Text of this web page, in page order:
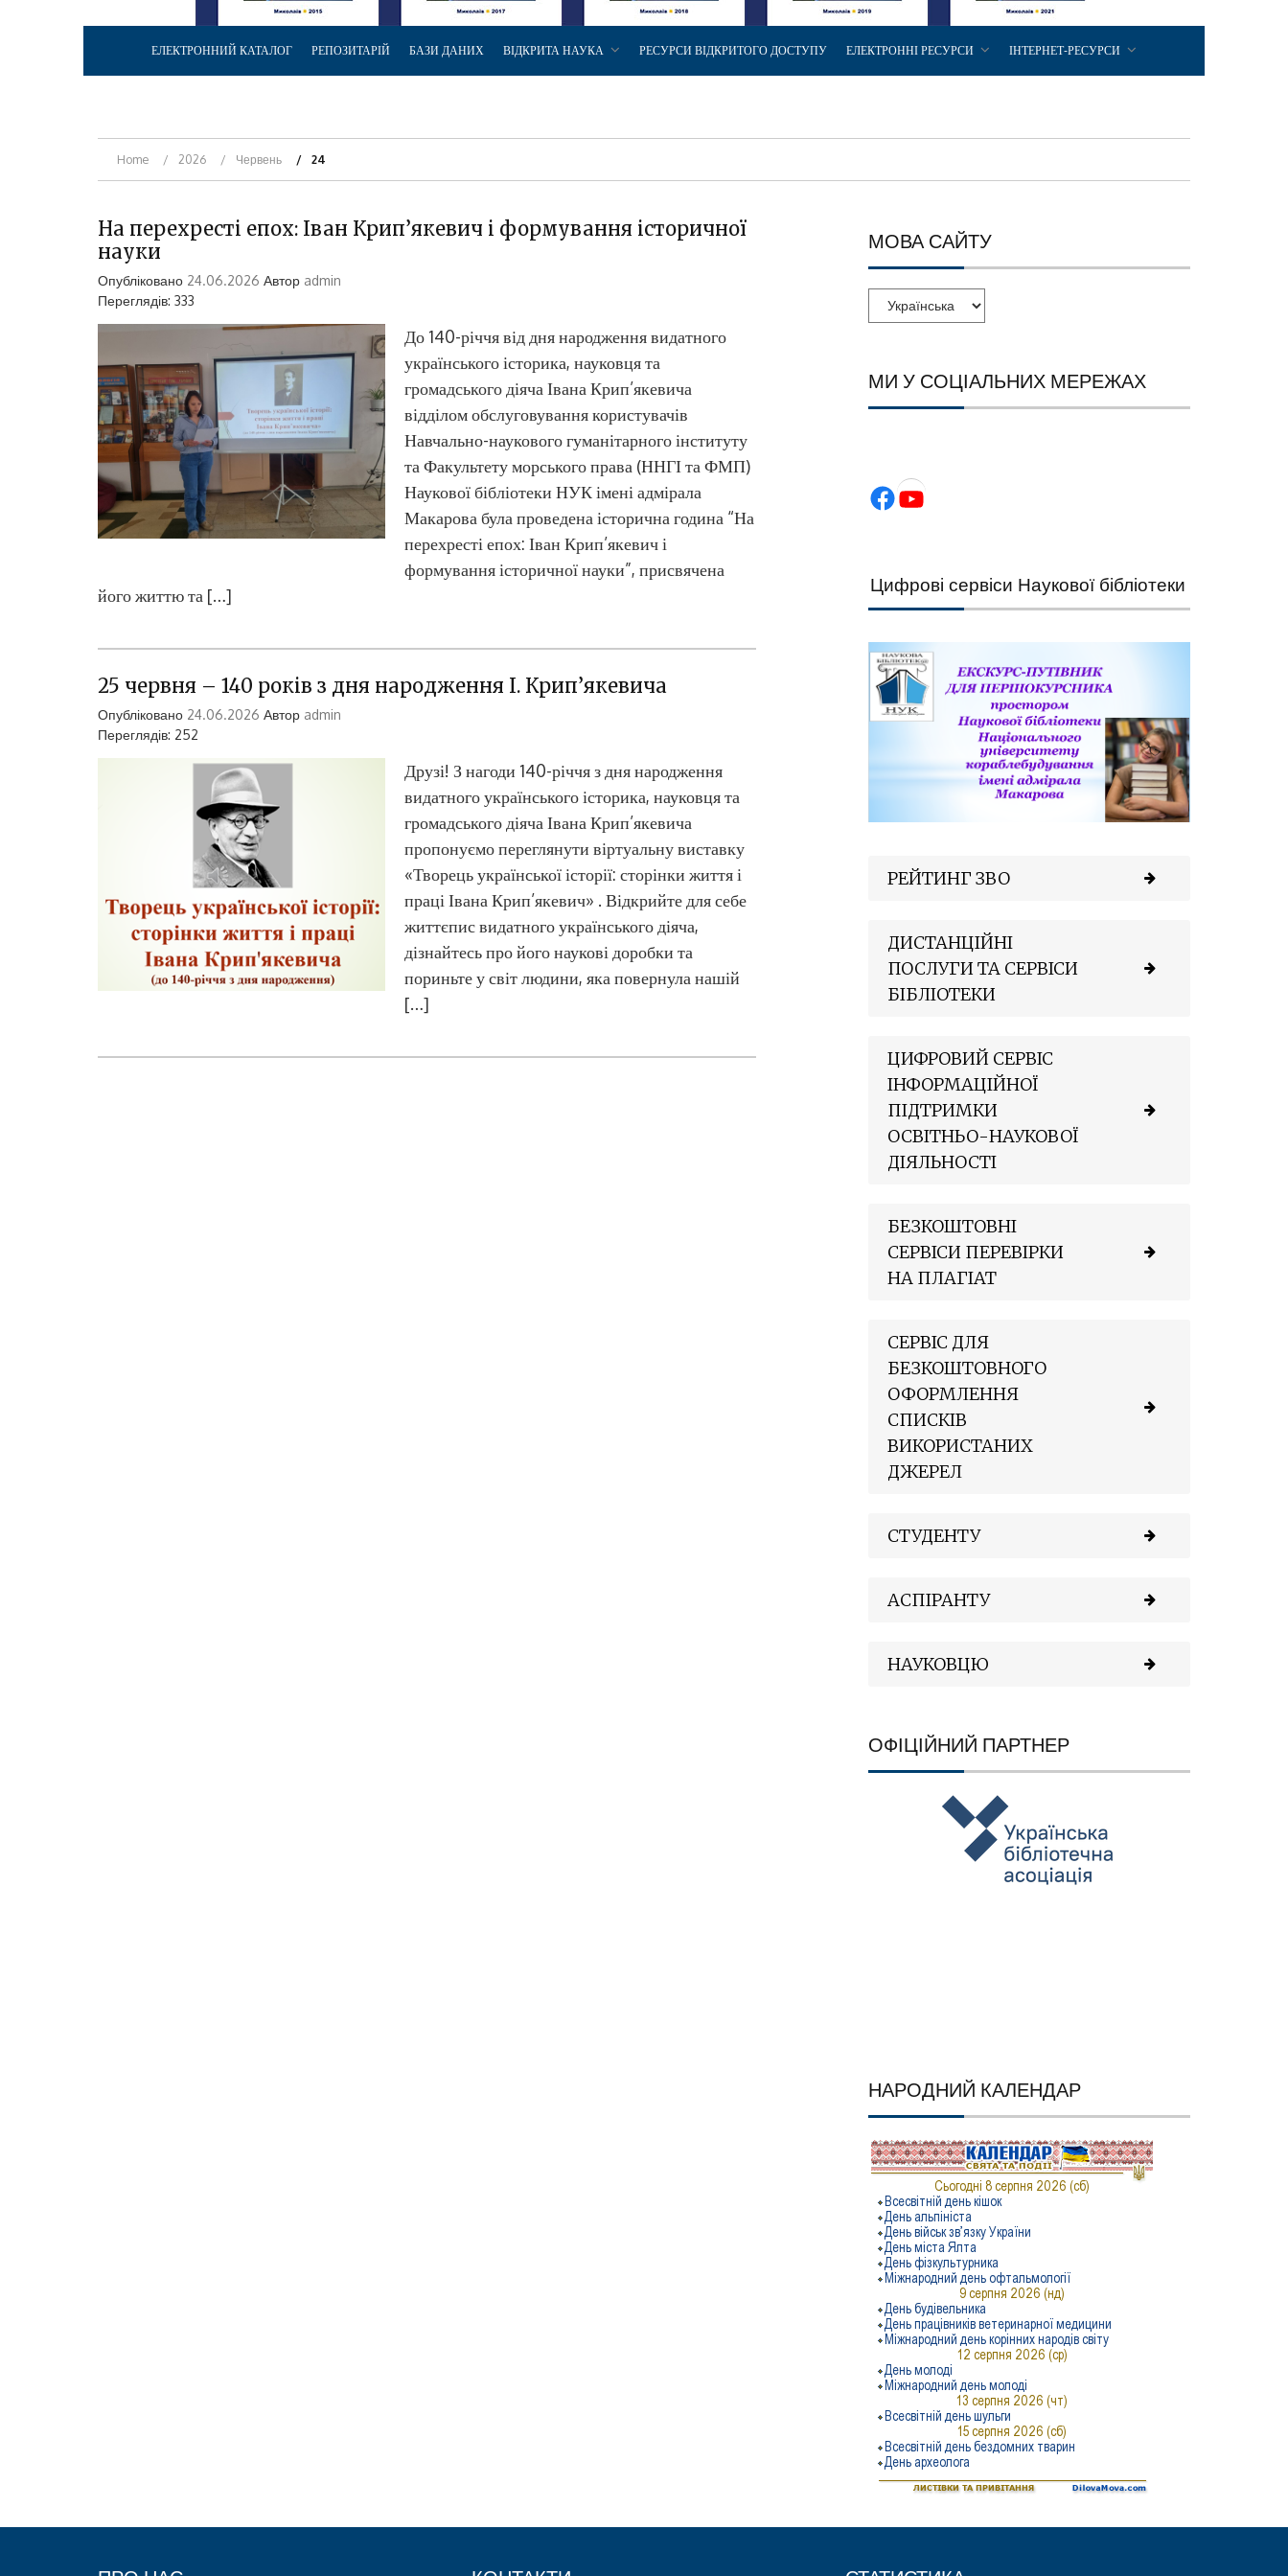
ЕЛЕКТРОННИЙ КАТАЛОГ РЕПОЗИТАРІЙ БАЗИ ДАНИХ ВІДКРИТА НАУКА РЕСУРСИ ВІДКРИТОГО ДОСТУПУ ЕЛЕКТРОННІ РЕСУРСИ ІНТЕРНЕТ-РЕСУРСИ
Home 2026 Червень 24
На перехресті епох: Іван Крип’якевич і формування історичної
науки
Опубліковано 24.06.2026 Автор admin
Переглядів: 333
До 140-річчя від дня народження видатного
українського історика, науковця та
громадського діяча Івана Крип’якевича
відділом обслуговування користувачів
Навчально-наукового гуманітарного інституту
та Факультету морського права (ННГІ та ФМП)
Наукової бібліотеки НУК імені адмірала
Макарова була проведена історична година “На
перехресті епох: Іван Крип’якевич і
формування історичної науки”, присвячена
його життю та […]
25 червня – 140 років з дня народження І. Крип’якевича
Опубліковано 24.06.2026 Автор admin
Переглядів: 252
Друзі! З нагоди 140-річчя з дня народження
видатного українського історика, науковця та
громадського діяча Івана Крип’якевича
пропонуємо переглянути віртуальну виставку
«Творець української історії: сторінки життя і
праці Івана Крип’якевич» . Відкрийте для себе
життєпис видатного українського діяча,
дізнайтесь про його наукові доробки та
пориньте у світ людини, яка повернула нашій
[…]
МОВА САЙТУ
МИ У СОЦІАЛЬНИХ МЕРЕЖАХ
Facebook YouTube
Цифрові сервіси Наукової бібліотеки НУК —
РЕЙТИНГ ЗВО
ДИСТАНЦІЙНІ
ПОСЛУГИ ТА СЕРВІСИ
БІБЛІОТЕКИ
ЦИФРОВИЙ СЕРВІС
ІНФОРМАЦІЙНОЇ
ПІДТРИМКИ
ОСВІТНЬО-НАУКОВОЇ
ДІЯЛЬНОСТІ
БЕЗКОШТОВНІ
СЕРВІСИ ПЕРЕВІРКИ
НА ПЛАГІАТ
СЕРВІС ДЛЯ
БЕЗКОШТОВНОГО
ОФОРМЛЕННЯ
СПИСКІВ
ВИКОРИСТАНИХ
ДЖЕРЕЛ
СТУДЕНТУ
АСПІРАНТУ
НАУКОВЦЮ
ОФІЦІЙНИЙ ПАРТНЕР
НАРОДНИЙ КАЛЕНДАР